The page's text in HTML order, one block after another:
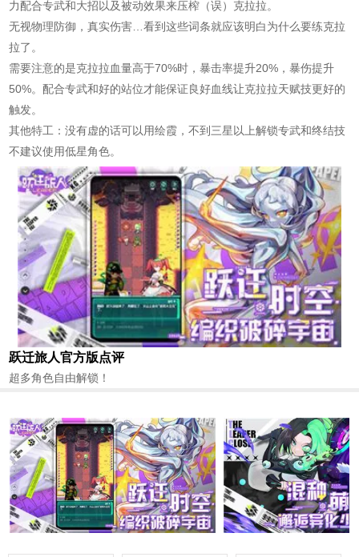
力配合专武和大招以及被动效果来压榨（误）克拉拉。
无视物理防御，真实伤害…看到这些词条就应该明白为什么要练克拉
拉了。
需要注意的是克拉拉血量高于70%时，暴击率提升20%，暴伤提升
50%。配合专武和好的站位才能保证良好血线让克拉拉天赋技更好的
触发。
其他特工：没有虚的话可以用绘霞，不到三星以上解锁专武和终结技
不建议使用低星角色。
跃迁旅人官方版点评
超多角色自由解锁！